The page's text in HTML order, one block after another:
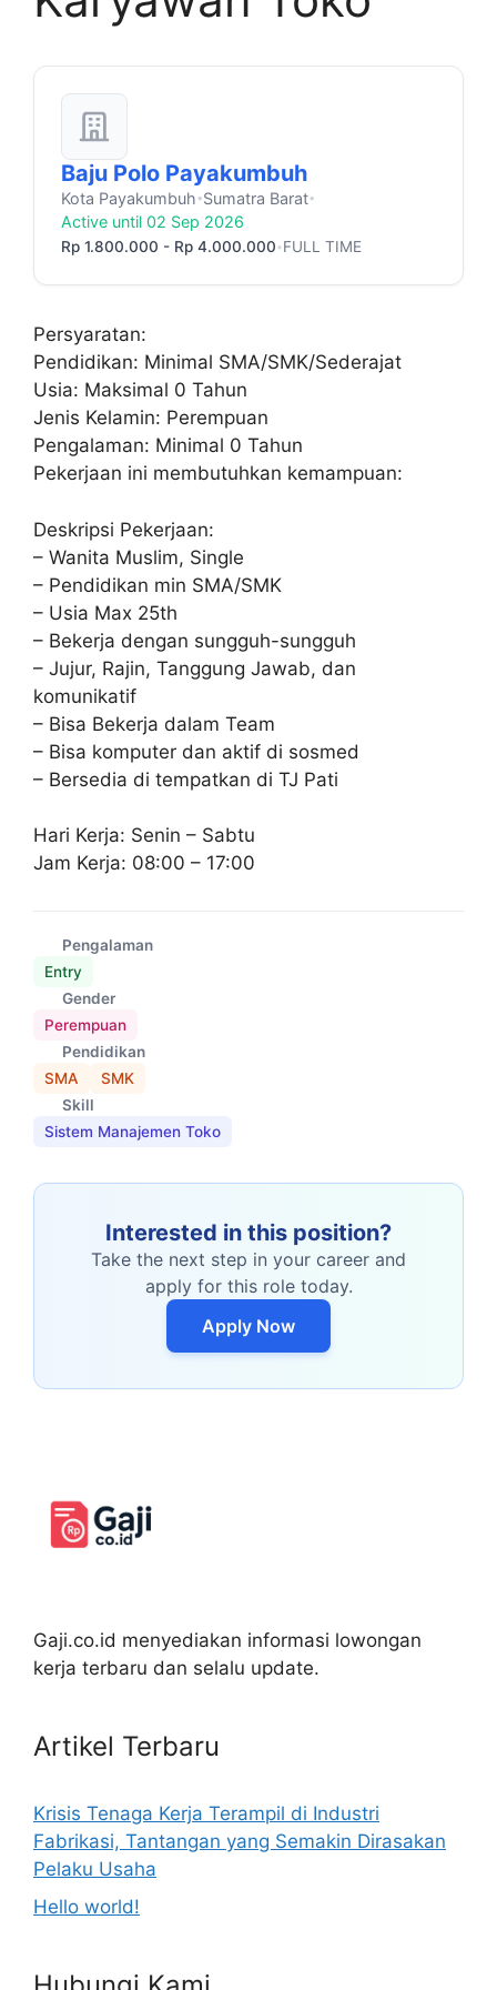
Baju Polo Payakumbuh
Kota Payakumbuh•Sumatra Barat•
Active until 02 Sep 2026
Rp 1.800.000 - Rp 4.000.000 •FULL TIME
Persyaratan:
Pendidikan: Minimal SMA/SMK/Sederajat
Usia: Maksimal 0 Tahun
Jenis Kelamin: Perempuan
Pengalaman: Minimal 0 Tahun
Pekerjaan ini membutuhkan kemampuan:
Deskripsi Pekerjaan:
– Wanita Muslim, Single
– Pendidikan min SMA/SMK
– Usia Max 25th
– Bekerja dengan sungguh-sungguh
– Jujur, Rajin, Tanggung Jawab, dan
komunikatif
– Bisa Bekerja dalam Team
– Bisa komputer dan aktif di sosmed
– Bersedia di tempatkan di TJ Pati
Hari Kerja: Senin – Sabtu
Jam Kerja: 08:00 – 17:00
Pengalaman
Entry
Gender
Perempuan
Pendidikan
SMA
SMK
Skill
Sistem Manajemen Toko
Interested in this position?
Take the next step in your career and
apply for this role today.
Apply Now
Gaji.co.id menyediakan informasi lowongan
kerja terbaru dan selalu update.
Artikel Terbaru
Krisis Tenaga Kerja Terampil di Industri
Fabrikasi, Tantangan yang Semakin Dirasakan
Pelaku Usaha
Hello world!